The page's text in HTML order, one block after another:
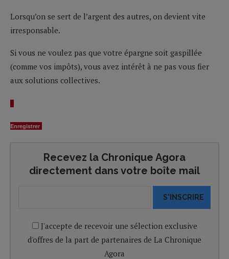
Lorsqu’on se sert de l’argent des autres, on devient vite
irresponsable.
Si vous ne voulez pas que votre épargne soit gaspillée
(comme vos impôts), vous avez intérêt à ne pas vous fier
aux solutions collectives.
Enregistrer
Recevez la Chronique Agora
directement dans votre boîte mail
S'INSCRIRE
J'accepte de recevoir une sélection exclusive
d'offres de la part de partenaires de La Chronique
Agora